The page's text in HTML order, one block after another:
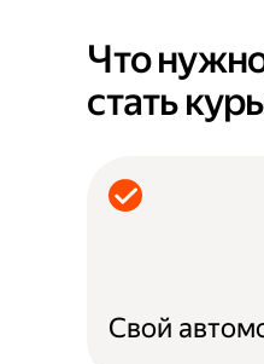
Что
стать
Свой